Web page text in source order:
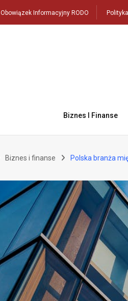
Obowiązek Informacyjny RODO
Biznes I Finanse
Biznes i finanse Polska branża